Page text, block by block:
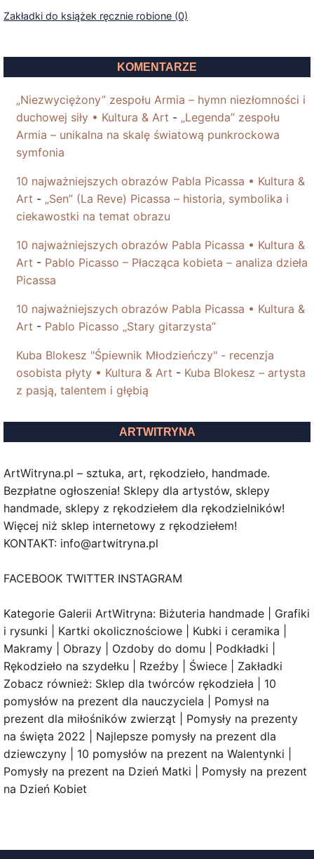
Zakładki do książek ręcznie robione (0)
KOMENTARZE
„Niezwyciężony” zespołu Armia – hymn niezłomności i
duchowej siły • Kultura & Art - „Legenda” zespołu
Armia – unikalna na skalę światową punkrockowa
symfonia
10 najważniejszych obrazów Pabla Picassa • Kultura &
Art - „Sen” (La Reve) Picassa – historia, symbolika i
ciekawostki na temat obrazu
10 najważniejszych obrazów Pabla Picassa • Kultura &
Art - Pablo Picasso – Płacząca kobieta – analiza dzieła
Picassa
10 najważniejszych obrazów Pabla Picassa • Kultura &
Art - Pablo Picasso „Stary gitarzysta”
Kuba Blokesz "Śpiewnik Młodzieńczy" - recenzja
osobista płyty • Kultura & Art - Kuba Blokesz – artysta
z pasją, talentem i głębią
ARTWITRYNA
ArtWitryna.pl – sztuka, art, rękodzieło, handmade.
Bezpłatne ogłoszenia! Sklepy dla artystów, sklepy
handmade, sklepy z rękodziełem dla rękodzielników!
Więcej niż sklep internetowy z rękodziełem!
KONTAKT: info@artwitryna.pl
FACEBOOK TWITTER INSTAGRAM
Kategorie Galerii ArtWitryna: Biżuteria handmade | Grafiki
i rysunki | Kartki okolicznościowe | Kubki i ceramika |
Makramy | Obrazy | Ozdoby do domu | Podkładki |
Rękodzieło na szydełku | Rzeźby | Świece | Zakładki
Zobacz również: Sklep dla twórców rękodzieła | 10
pomysłów na prezent dla nauczyciela | Pomysł na
prezent dla miłośników zwierząt | Pomysły na prezenty
na święta 2022 | Najlepsze pomysły na prezent dla
dziewczyny | 10 pomysłów na prezent na Walentynki |
Pomysły na prezent na Dzień Matki | Pomysły na prezent
na Dzień Kobiet